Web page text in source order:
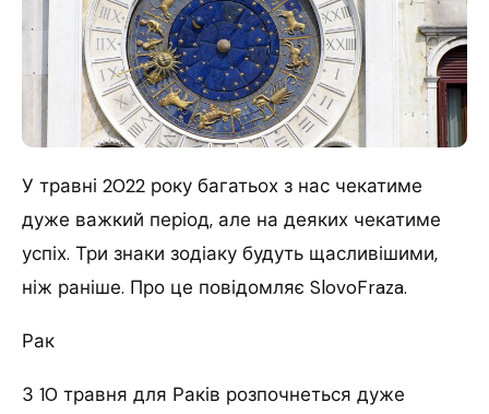
У травні 2022 року багатьох з нас чекатиме
дуже важкий період, але на деяких чекатиме
успіх. Три знаки зодіаку будуть щасливішими,
ніж раніше. Про це повідомляє SlovoFraza.
Рак
З 10 травня для Раків розпочнеться дуже